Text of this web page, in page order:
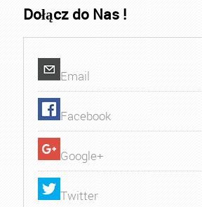
Dołącz do Nas !
Email
Facebook
Google+
Twitter